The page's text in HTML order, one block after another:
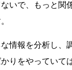
いで、もっと関
情報を分析し、
りをやっていて